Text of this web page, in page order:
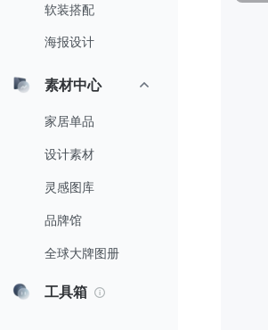
软装搭配
海报设计
素材中心
家居单品
设计素材
灵感图库
品牌馆
全球大牌图册
工具箱